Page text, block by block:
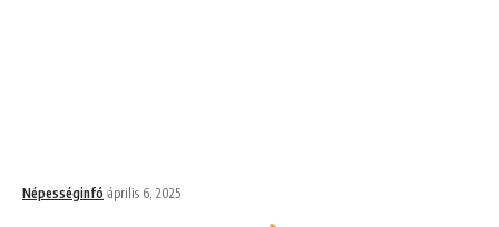
Népességinfó április 6, 2025